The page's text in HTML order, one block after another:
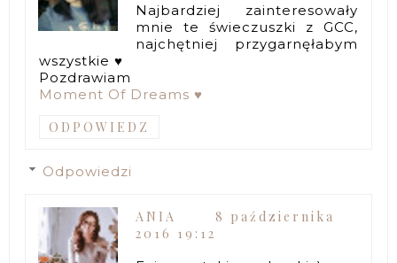
Najbardziej zainteresowały
mnie te świeczuszki z GCC,
najchętniej przygarnęłabym
wszystkie ♥
Pozdrawiam
Moment Of Dreams ♥
ODPOWIEDZ
Odpowiedzi
ANIA
8 października
2016 19:12